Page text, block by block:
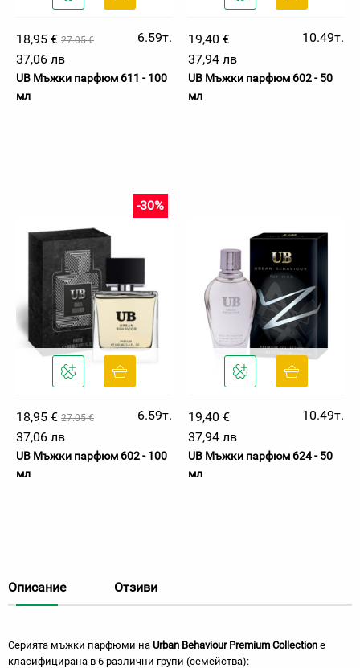
18,95 € 27.05 €
6.59т.
37,06 лв
UB Мъжки парфюм 611 - 100
мл
19,40 €
10.49т.
37,94 лв
UB Мъжки парфюм 602 - 50
мл
18,95 € 27.05 €
-30%
6.59т.
37,06 лв
UB Мъжки парфюм 602 - 100
мл
19,40 €
10.49т.
37,94 лв
UB Мъжки парфюм 624 - 50
мл
Описание Отзиви
Серията мъжки парфюми на Urban Behaviour Premium Collection е
класифицирана в 6 различни групи (семейства):